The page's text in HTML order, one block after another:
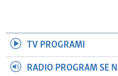
TV PROGRAMI
RADIO PROGRAM SE